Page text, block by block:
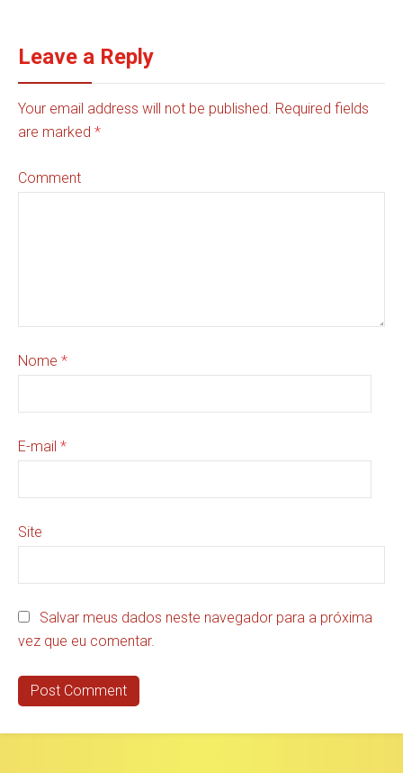
Leave a Reply
Your email address will not be published. Required fields
are marked *
Comment
Nome *
E-mail *
Site
Salvar meus dados neste navegador para a próxima
vez que eu comentar.